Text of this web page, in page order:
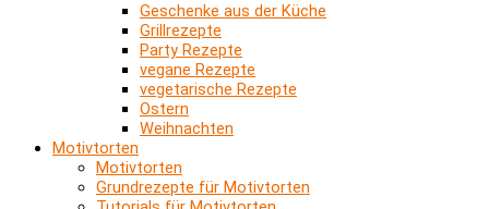
Geschenke aus der Küche
Grillrezepte
Party Rezepte
vegane Rezepte
vegetarische Rezepte
Ostern
Weihnachten
Motivtorten
Motivtorten
Grundrezepte für Motivtorten